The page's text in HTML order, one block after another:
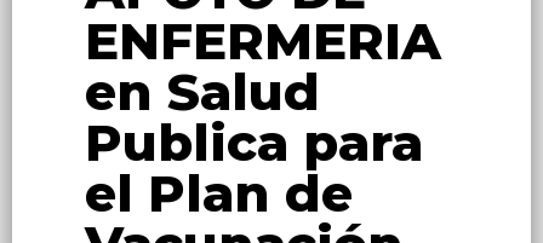
ENFERMERIA
en Salud
Publica para
el Plan de